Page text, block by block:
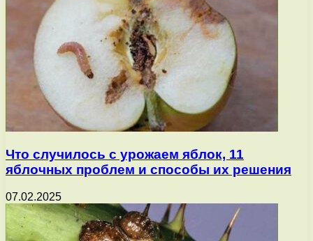
Что случилось с урожаем яблок, 11
яблочных проблем и способы их решения
07.02.2025